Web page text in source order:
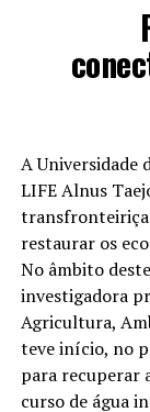
A Universidade
LIFE Alnus
transfronteiriça
restaurar os
No âmbito
investigadora
Agricultura,
teve início, no
para recuperar
curso de água